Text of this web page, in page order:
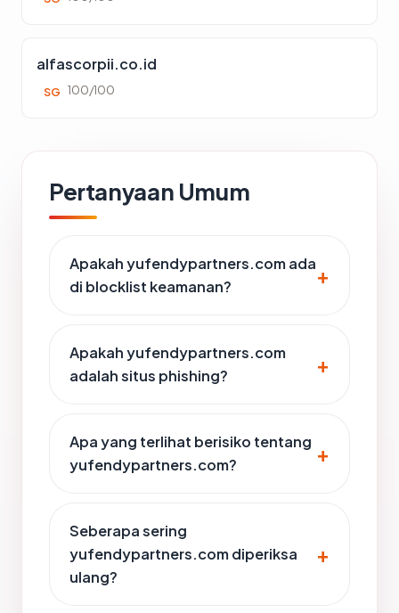
alfascorpii.co.id
SG 100/100
Pertanyaan Umum
Apakah yufendypartners.com ada
di blocklist keamanan?
Apakah yufendypartners.com
adalah situs phishing?
Apa yang terlihat berisiko tentang
yufendypartners.com?
Seberapa sering
yufendypartners.com diperiksa
ulang?